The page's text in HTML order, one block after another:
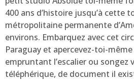
400 ans d’histoire jusqu’à cette
métropolitaine permanente
environs. Embarquez avec cet
Paraguay et apercevez-toi-
empruntant l’escalier ou
téléphérique, de document il